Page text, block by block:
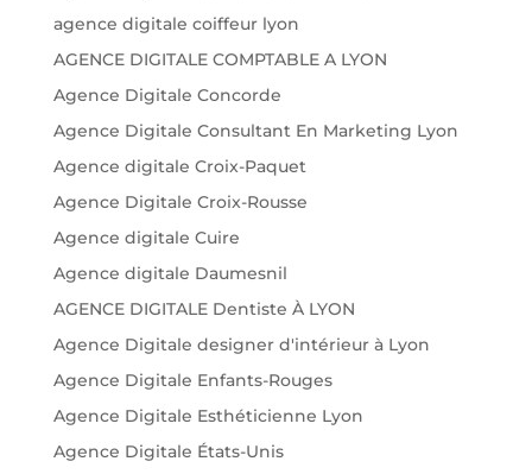
agence digitale coiffeur lyon
AGENCE DIGITALE COMPTABLE A LYON
Agence Digitale Concorde
Agence Digitale Consultant En Marketing Lyon
Agence digitale Croix-Paquet
Agence Digitale Croix-Rousse
Agence digitale Cuire
Agence digitale Daumesnil
AGENCE DIGITALE Dentiste À LYON
Agence Digitale designer d'intérieur à Lyon
Agence Digitale Enfants-Rouges
Agence Digitale Esthéticienne Lyon
Agence Digitale États-Unis